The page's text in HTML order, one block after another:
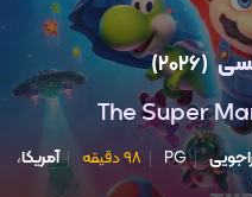
(2026)
The Super
PG ۹۸ دقیقه آمریکا،